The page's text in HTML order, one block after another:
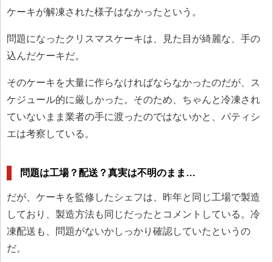
ケーキが解凍された様子はなかったという。
問題になったクリスマスケーキは、見た目が綺麗な、手の
込んだケーキだ。
そのケーキを大量に作らなければならなかったのだが、ス
ケジュール的に厳しかった。そのため、ちゃんと冷凍され
ていないまま業者の手に渡ったのではないかと、パティシ
エは考察している。
問題は工場？配送？真実は不明のまま…
だが、ケーキを監修したシェフは、昨年と同じ工場で製造
しており、製造方法も同じだったとコメントしている。冷
凍配送も、問題がないかしっかり確認していたというの
だ。